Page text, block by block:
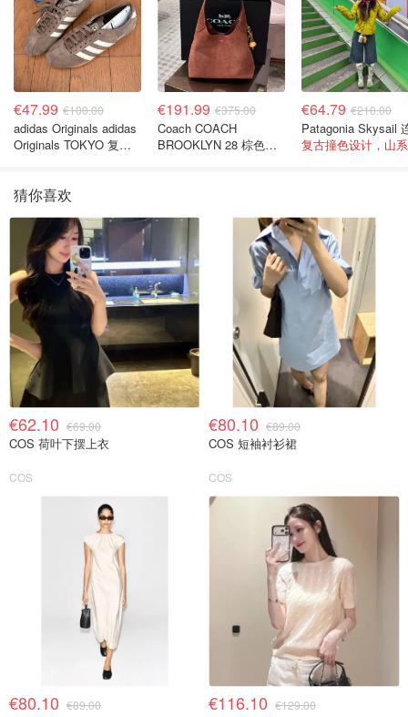
€47.99 €100.00
adidas Originals adidas
Originals TOKYO 复古
€191.99 €375.00
Coach COACH
BROOKLYN 28 棕色金
€64.79 €210.00
猜你喜欢
€62.10 €69.00
COS 荷叶下摆上衣
COS
€80.10 €89.00
COS 短袖衬衫裙
COS
€80.10 €89.00 €116.10 €129.00